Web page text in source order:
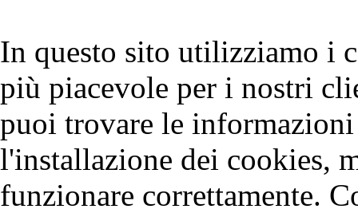
In questo sito utilizziamo i
più piacevole per i nostri
puoi trovare le
l'installazione dei cookies,
funzionare correttamente.